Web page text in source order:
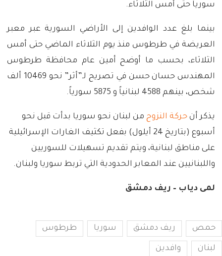
سورياً حتى أمس الثلاثاء.
بينما بلغ عدد الوافدين إلى الأراضي السورية عبر معبر
العريضة في طرطوس منذ يوم الثلاثاء الماضي حتى أمس
الثلاثاء، بحسب ما أوضح أمين عام محافظة طرطوس
المهندس حسان حسن في تصريح لـ”أثر” نحو 10469 ألف
شخص، بينهم 4588 لبنانياً و 5875 سورياً.
يذكر أن حركة النزوح من لبنان نحو سوريا بدأت قبل نحو
أسبوع (بتاريخ 24 أيلول) بفعل تكثيف الغارات الإسرائيلية
على مناطق لبنانية، ويتم تقديم تسهيلات للسوريين
واللبنانيين عند المعابر الحدودية التي تربط سوريا ولبنان.
لمى دياب – ريف دمشق
حمص ريف دمشق سوريا طرطوس
لبنان وافدين